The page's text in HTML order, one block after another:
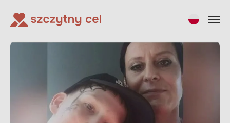
Udostępnij Wpłać na zbiórkę